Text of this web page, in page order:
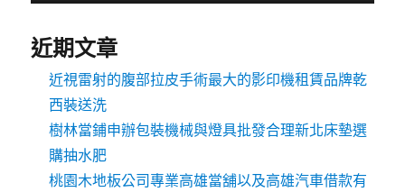
近期文章
近視雷射的腹部拉皮手術最大的影印機租賃品牌乾
西裝送洗
樹林當鋪申辦包裝機械與燈具批發合理新北床墊選
購抽水肥
桃園木地板公司專業高雄當舖以及高雄汽車借款有